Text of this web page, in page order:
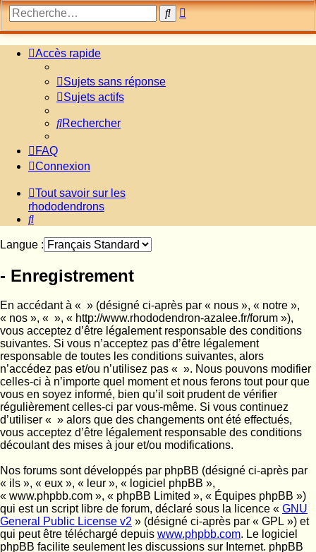
Rechercher
Recherche
Accès rapide
Sujets sans réponse
Sujets actifs
Rechercher
FAQ
Connexion
Tout savoir sur les
rhododendrons
Rechercher
Langue :
- Enregistrement
En accédant à « » (désigné ci-après par « nous », « notre »,
« nos », « », « http://www.rhododendron-azalee.fr/forum »),
vous acceptez d’être légalement responsable des conditions
suivantes. Si vous n’acceptez pas d’être légalement
responsable de toutes les conditions suivantes, alors
n’accédez pas et/ou n’utilisez pas « ». Nous pouvons modifier
celles-ci à n’importe quel moment et nous ferons tout pour que
vous en soyez informé, bien qu’il soit prudent de vérifier
régulièrement celles-ci par vous-même. Si vous continuez
d’utiliser « » alors que des changements ont été effectués,
vous acceptez d’être légalement responsable des conditions
découlant des mises à jour et/ou modifications.
Nos forums sont développés par phpBB (désigné ci-après par
« ils », « eux », « leur », « logiciel phpBB »,
« www.phpbb.com », « phpBB Limited », « Équipes phpBB »)
qui est un script libre de forum, déclaré sous la licence « GNU
General Public License v2 » (désigné ci-après par « GPL ») et
qui peut être téléchargé depuis www.phpbb.com. Le logiciel
phpBB facilite seulement les discussions sur Internet. phpBB